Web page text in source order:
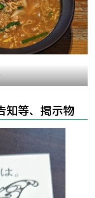
知等、掲示物